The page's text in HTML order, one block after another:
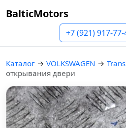
BalticMotors
+7 (921) 917-
Каталог → VOLKSWAGEN →
открывания двери